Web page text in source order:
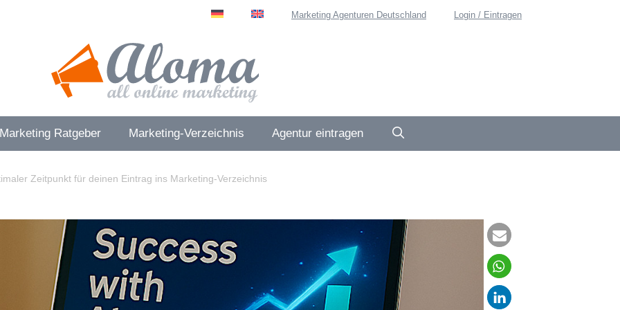
Marketing Agenturen Deutschland Login / Eintragen
Ratgeber Marketing-Verzeichnis Agentur eintragen
Zeitpunkt für deinen Eintrag ins Marketing-Verzeichnis